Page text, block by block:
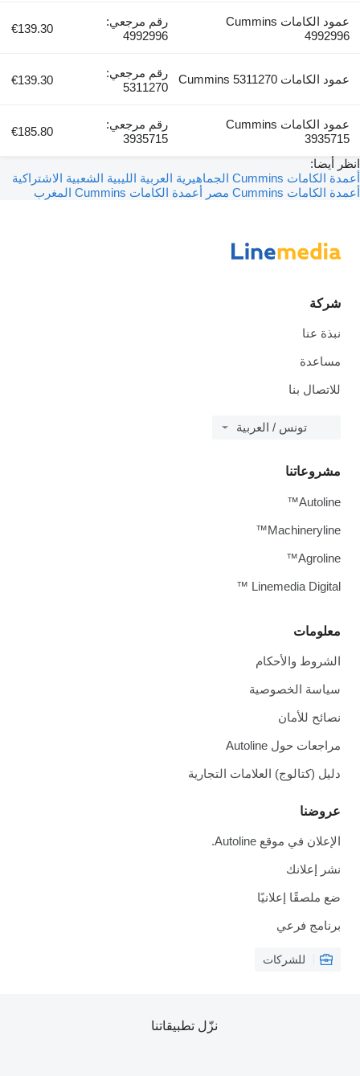
عمود الكامات Cummins
4992996
رقم مرجعي:
4992996
€139.30
عمود الكامات Cummins 5311270
رقم مرجعي:
5311270
€139.30
عمود الكامات Cummins
3935715
رقم مرجعي:
3935715
€185.80
انظر أيضا:
أعمدة الكامات Cummins الجماهيرية العربية الليبية الشعبية الاشتراكية
أعمدة الكامات Cummins مصر
أعمدة الكامات Cummins المغرب
شركة
نبذة عنا
مساعدة
للاتصال بنا
تونس / العربية
معلومات
الشروط والأحكام
سياسة الخصوصية
نصائح للأمان
مراجعات حول Autoline
دليل (كتالوج) العلامات التجارية
عروضنا
الإعلان في موقع Autoline.
نشر إعلانك
ضع ملصقًا إعلانيًا
برنامج فرعي
للشركات
مشروعاتنا
Autoline™
Machineryline™
Agroline™
Linemedia Digital ™
نزّل تطبيقاتنا